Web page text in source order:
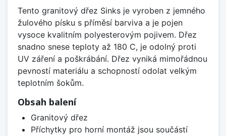
Tento granitový dřez Sinks je vyroben z jemného
žulového písku s příměsí barviva a je pojen
vysoce kvalitním polyesterovým pojivem. Dřez
snadno snese teploty až 180 C, je odolný proti
UV záření a poškrábání. Dřez vyniká mimořádnou
pevností materiálu a schopností odolat velkým
teplotním šokům.
Obsah balení
Granitový dřez
Příchytky pro horní montáž jsou součástí